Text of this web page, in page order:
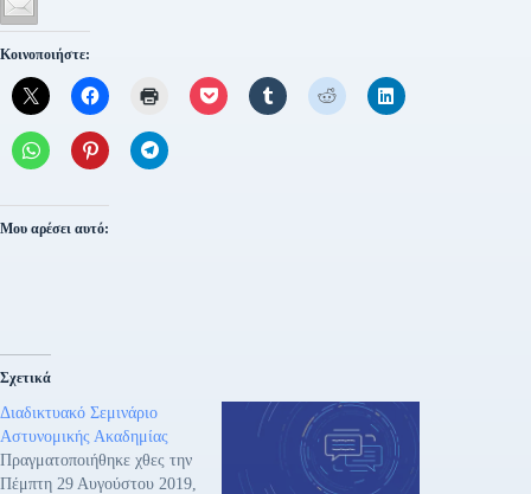
Κοινοποιήστε:
Μου αρέσει αυτό:
Σχετικά
Διαδικτυακό Σεμινάριο
Αστυνομικής Ακαδημίας
Πραγματοποιήθηκε χθες την
Πέμπτη 29 Αυγούστου 2019,